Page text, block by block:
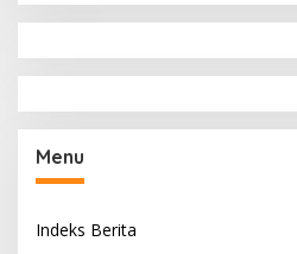
Menu
Indeks Berita